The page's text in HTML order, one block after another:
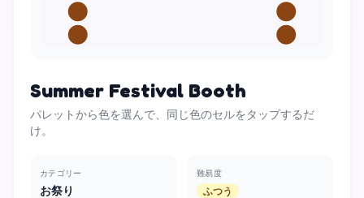
Summer Festival Booth
パレットから色を選んで、同じ色のセルをタップするだ
け。
カテゴリー
お祭り
難易度
ふつう